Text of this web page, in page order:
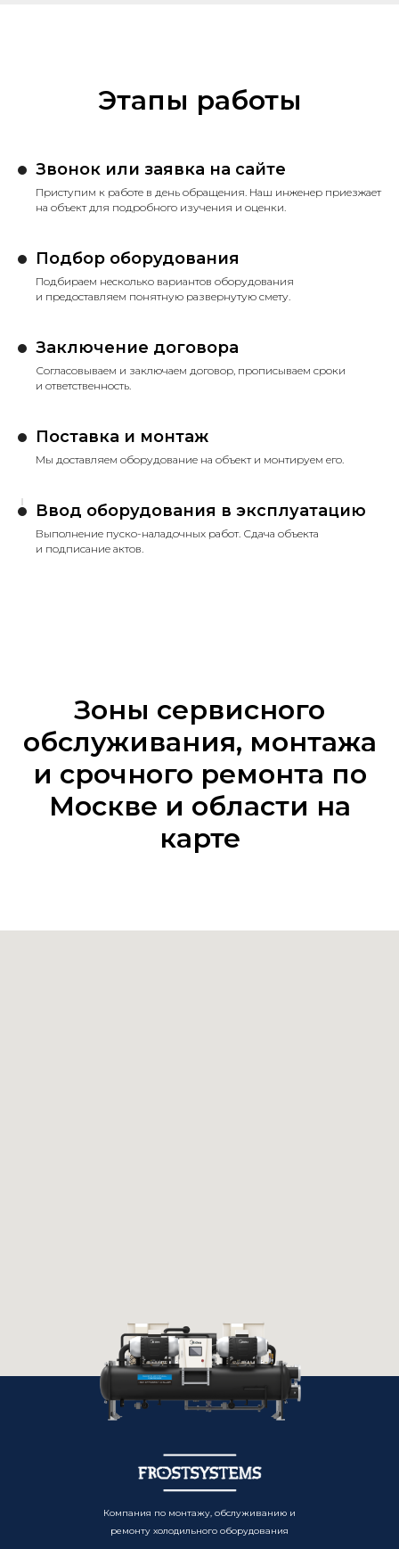
Этапы работы
Звонок или заявка на сайте
Приступим к работе в день обращения. Наш инженер приезжает
на объект для подробного изучения и оценки.
Подбор оборудования
Подбираем несколько вариантов оборудования
и предоставляем понятную развернутую смету.
Заключение договора
Согласовываем и заключаем договор, прописываем сроки
и ответственность.
Поставка и монтаж
Мы доставляем оборудование на объект и монтируем его.
Ввод оборудования в эксплуатацию
Выполнение пуско-наладочных работ. Сдача объекта
и подписание актов.
Зоны сервисного
обслуживания, монтажа
и срочного ремонта по
Москве и области на
карте
Компания по монтажу, обслуживанию и
ремонту холодильного оборудования